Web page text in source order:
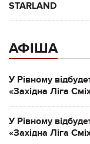
STARLAND
АФІША
У Рівному
«Західна Ліга
У Рівному
«Західна Ліга